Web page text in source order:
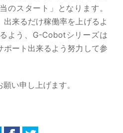
のスタート」となります。
来るだけ稼働率を上げるよ
よう、G-Cobotシリーズは
ポート出来るよう努力して参
い申し上げます。